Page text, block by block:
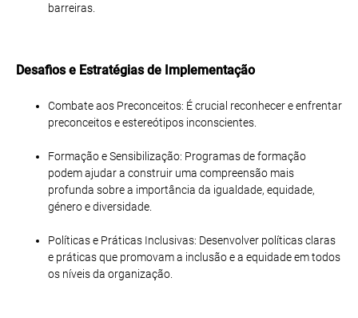
barreiras.
Desafios e Estratégias de Implementação
Combate aos Preconceitos: É crucial reconhecer e enfrentar
preconceitos e estereótipos inconscientes.
Formação e Sensibilização: Programas de formação
podem ajudar a construir uma compreensão mais
profunda sobre a importância da igualdade, equidade,
género e diversidade.
Políticas e Práticas Inclusivas: Desenvolver políticas claras
e práticas que promovam a inclusão e a equidade em todos
os níveis da organização.